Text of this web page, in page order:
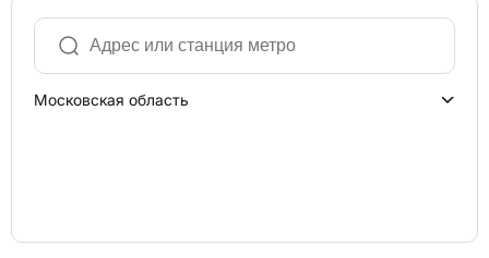
Московская область